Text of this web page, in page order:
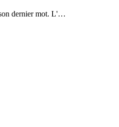
dernier mot. L'…